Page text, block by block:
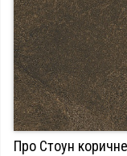
Про Стоун